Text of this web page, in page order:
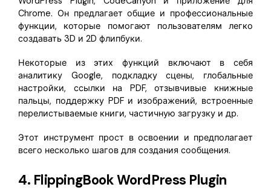
Chrome. Он предлагает общие и профессиональные
функции, которые помогают пользователям легко
создавать 3D и 2D флипбуки.
Некоторые из этих функций включают в себя
аналитику Google, подкладку сцены, глобальные
настройки, ссылки на PDF, отзывчивые книжные
пальцы, поддержку PDF и изображений, встроенные
перелистываемые книги, частичную загрузку и др.
Этот инструмент прост в освоении и предполагает
всего несколько шагов для создания сообщения.
4. FlippingBook WordPress Plugin